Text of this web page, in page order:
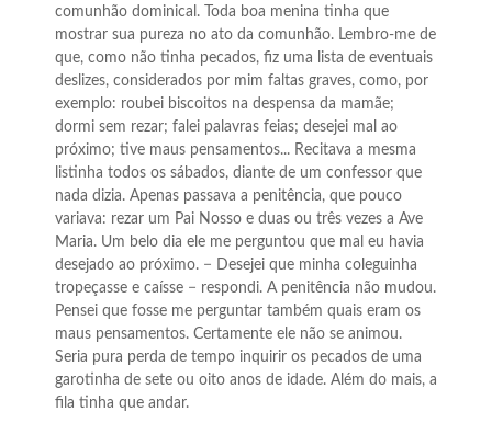
comunhão dominical. Toda boa menina tinha que
mostrar sua pureza no ato da comunhão. Lembro-me de
que, como não tinha pecados, fiz uma lista de eventuais
deslizes, considerados por mim faltas graves, como, por
exemplo: roubei biscoitos na despensa da mamãe;
dormi sem rezar; falei palavras feias; desejei mal ao
próximo; tive maus pensamentos... Recitava a mesma
listinha todos os sábados, diante de um confessor que
nada dizia. Apenas passava a penitência, que pouco
variava: rezar um Pai Nosso e duas ou três vezes a Ave
Maria. Um belo dia ele me perguntou que mal eu havia
desejado ao próximo. − Desejei que minha coleguinha
tropeçasse e caísse − respondi. A penitência não mudou.
Pensei que fosse me perguntar também quais eram os
maus pensamentos. Certamente ele não se animou.
Seria pura perda de tempo inquirir os pecados de uma
garotinha de sete ou oito anos de idade. Além do mais, a
fila tinha que andar.